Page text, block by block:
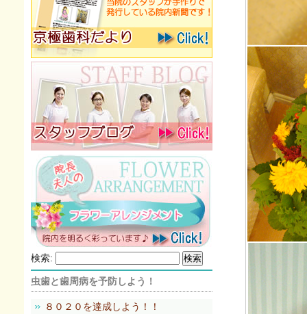
検索:
虫歯と歯周病を予防しよう！
８０２０を達成しよう！！